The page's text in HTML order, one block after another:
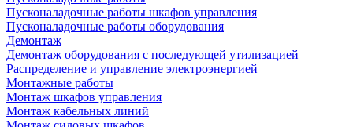
Пусконаладочные работы шкафов управления
Пусконаладочные работы оборудования
Демонтаж
Демонтаж оборудования с последующей утилизацией
Распределение и управление электроэнергией
Монтажные работы
Монтаж шкафов управления
Монтаж кабельных линий